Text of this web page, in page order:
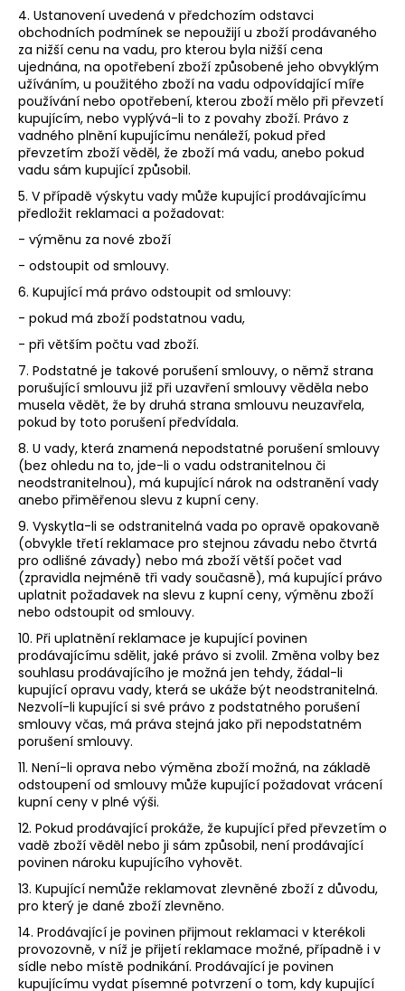
4. Ustanovení uvedená v předchozím odstavci
obchodních podmínek se nepoužijí u zboží prodávaného
za nižší cenu na vadu, pro kterou byla nižší cena
ujednána, na opotřebení zboží způsobené jeho obvyklým
užíváním, u použitého zboží na vadu odpovídající míře
používání nebo opotřebení, kterou zboží mělo při převzetí
kupujícím, nebo vyplývá-li to z povahy zboží. Právo z
vadného plnění kupujícímu nenáleží, pokud před
převzetím zboží věděl, že zboží má vadu, anebo pokud
vadu sám kupující způsobil.
5. V případě výskytu vady může kupující prodávajícímu
předložit reklamaci a požadovat:
- výměnu za nové zboží
- odstoupit od smlouvy.
6. Kupující má právo odstoupit od smlouvy:
- pokud má zboží podstatnou vadu,
- při větším počtu vad zboží.
7. Podstatné je takové porušení smlouvy, o němž strana
porušující smlouvu již při uzavření smlouvy věděla nebo
musela vědět, že by druhá strana smlouvu neuzavřela,
pokud by toto porušení předvídala.
8. U vady, která znamená nepodstatné porušení smlouvy
(bez ohledu na to, jde-li o vadu odstranitelnou či
neodstranitelnou), má kupující nárok na odstranění vady
anebo přiměřenou slevu z kupní ceny.
9. Vyskytla-li se odstranitelná vada po opravě opakovaně
(obvykle třetí reklamace pro stejnou závadu nebo čtvrtá
pro odlišné závady) nebo má zboží větší počet vad
(zpravidla nejméně tři vady současně), má kupující právo
uplatnit požadavek na slevu z kupní ceny, výměnu zboží
nebo odstoupit od smlouvy.
10. Při uplatnění reklamace je kupující povinen
prodávajícímu sdělit, jaké právo si zvolil. Změna volby bez
souhlasu prodávajícího je možná jen tehdy, žádal-li
kupující opravu vady, která se ukáže být neodstranitelná.
Nezvolí-li kupující si své právo z podstatného porušení
smlouvy včas, má práva stejná jako při nepodstatném
porušení smlouvy.
11. Není-li oprava nebo výměna zboží možná, na základě
odstoupení od smlouvy může kupující požadovat vrácení
kupní ceny v plné výši.
12. Pokud prodávající prokáže, že kupující před převzetím o
vadě zboží věděl nebo ji sám způsobil, není prodávající
povinen nároku kupujícího vyhovět.
13. Kupující nemůže reklamovat zlevněné zboží z důvodu,
pro který je dané zboží zlevněno.
14. Prodávající je povinen přijmout reklamaci v kterékoli
provozovně, v níž je přijetí reklamace možné, případně i v
sídle nebo místě podnikání. Prodávající je povinen
kupujícímu vydat písemné potvrzení o tom, kdy kupující